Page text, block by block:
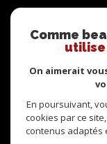
Comme
utilise
On aimerait
En poursuivant,
cookies par ce
contenus adaptés